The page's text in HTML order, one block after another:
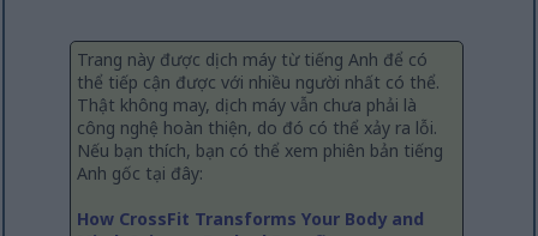
Trang này được dịch máy từ tiếng Anh để có
thể tiếp cận được với nhiều người nhất có thể.
Thật không may, dịch máy vẫn chưa phải là
công nghệ hoàn thiện, do đó có thể xảy ra lỗi.
Nếu bạn thích, bạn có thể xem phiên bản tiếng
Anh gốc tại đây:
How CrossFit Transforms Your Body and